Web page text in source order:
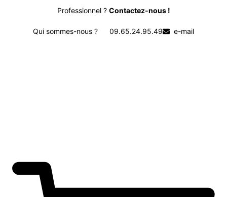
Professionnel ? Contactez-nous !
Qui sommes-nous ? 09.65.24.95.49 e-mail